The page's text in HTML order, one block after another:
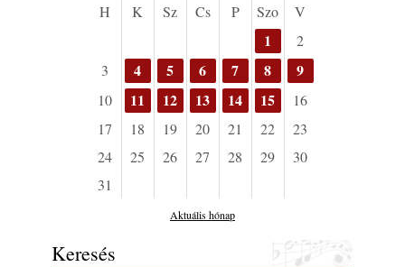
H K Sz Cs P Szo V
1
2
3
4 5 6 7 8 9
10 11 12 13 14 15
16
17
18 19 20 21 22
23
24
25 26 27 28 29
30
31
Aktuális hónap
Keresés